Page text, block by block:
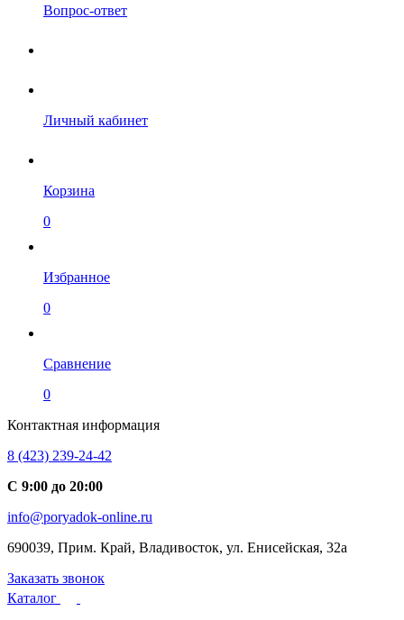
Вопрос-ответ
Личный кабинет
Корзина
0
Избранное
0
Сравнение
0
Контактная информация
8 (423) 239-24-42
С 9:00 до 20:00
info@poryadok-online.ru
690039, Прим. Край, Владивосток, ул. Енисейская, 32а
Заказать звонок
Каталог